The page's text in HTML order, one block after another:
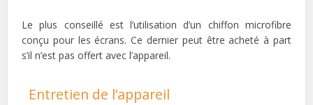
Le plus conseillé est l’utilisation d’un chiffon microfibre
conçu pour les écrans. Ce dernier peut être acheté à part
s’il n’est pas offert avec l’appareil.
Entretien de l’appareil